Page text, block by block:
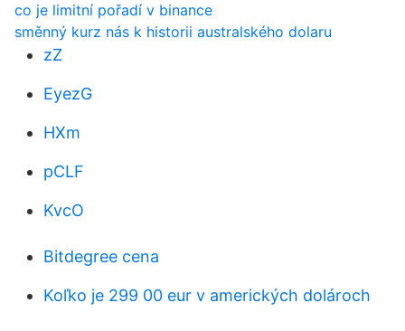
co je limitní pořadí v binance
směnný kurz nás k historii australského dolaru
zZ
EyezG
HXm
pCLF
KvcO
Bitdegree cena
Koľko je 299 00 eur v amerických dolároch